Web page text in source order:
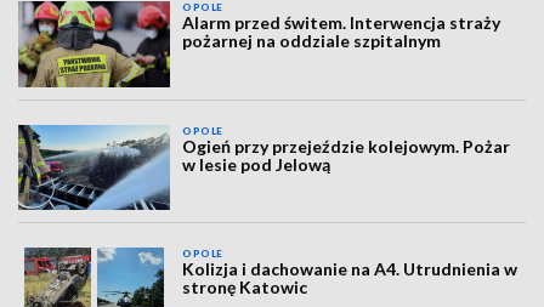
OPOLE
Alarm przed świtem. Interwencja straży
pożarnej na oddziale szpitalnym
OPOLE
Ogień przy przejeździe kolejowym. Pożar
w lesie pod Jelową
OPOLE
Kolizja i dachowanie na A4. Utrudnienia w
stronę Katowic